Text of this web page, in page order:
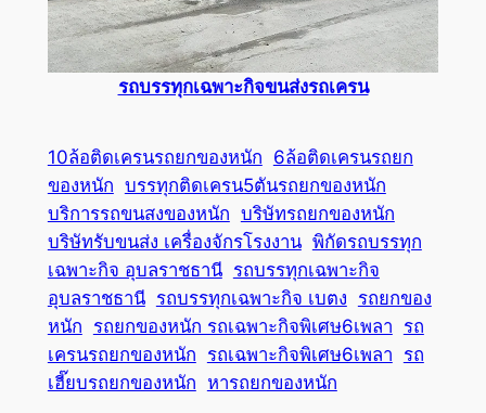
รถบรรทุกเฉพาะกิจขนส่งรถเครน
10ล้อติดเครนรถยกของหนัก 6ล้อติดเครนรถยก
ของหนัก บรรทุกติดเครน5ตันรถยกของหนัก
บริการรถขนสงของหนัก บริษัทรถยกของหนัก
บริษัทรับขนส่ง เครื่องจักรโรงงาน พิกัดรถบรรทุก
เฉพาะกิจ อุบลราชธานี รถบรรทุกเฉพาะกิจ
อุบลราชธานี รถบรรทุกเฉพาะกิจ เบตง รถยกของ
หนัก รถยกของหนัก รถเฉพาะกิจพิเศษ6เพลา รถ
เครนรถยกของหนัก รถเฉพาะกิจพิเศษ6เพลา รถ
เฮี๊ยบรถยกของหนัก หารถยกของหนัก